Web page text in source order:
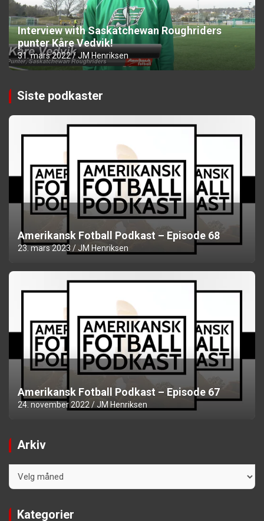
Interview with Saskatchewan Roughriders
punter Kåre Vedvik!
31. mars 2022 JM Henriksen
Siste podkaster
Amerikansk Fotball Podkast – Episode 68
23. mars 2023 JM Henriksen
Amerikansk Fotball Podkast – Episode 67
24. november 2022 JM Henriksen
Arkiv
Kategorier